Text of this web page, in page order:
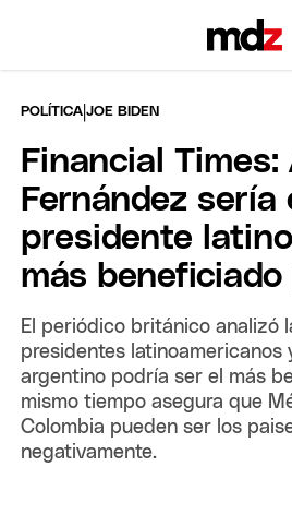
POLÍTICA |JOE BIDEN
Financial
Fernández sería
presidente
más
El periódico británico analizó
presidentes latinoamericanos
argentino podría ser el más
mismo tiempo asegura que
Colombia pueden ser los
negativamente.